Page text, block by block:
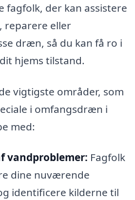
fagfolk, der kan assistere
reparere eller
dræn, så du kan få ro i
hjems tilstand.
vigtigste områder, som
i omfangsdræn i
med:
vandproblemer: Fagfolk
dine nuværende
identificere kilderne til